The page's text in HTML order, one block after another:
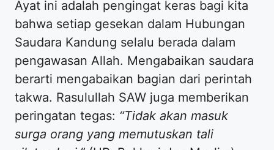
Ayat ini adalah pengingat keras bagi kita
bahwa setiap gesekan dalam Hubungan
Saudara Kandung selalu berada dalam
pengawasan Allah. Mengabaikan saudara
berarti mengabaikan bagian dari perintah
takwa. Rasulullah SAW juga memberikan
peringatan tegas: “Tidak akan masuk
surga orang yang memutuskan tali